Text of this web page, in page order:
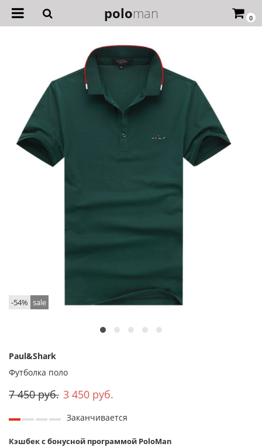
0
poloman
-54% sale
Paul&Shark
Футболка поло
7 450 руб. 3 450 руб.
Заканчивается
Кэшбек с бонусной программой PoloMan